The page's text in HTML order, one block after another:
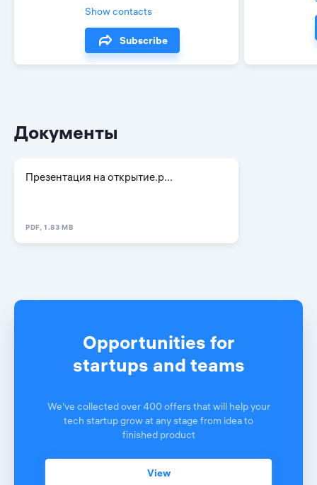
Show contacts
Subscribe
Документы
Презентация на открытие.p...
PDF, 1.83 MB
Opportunities for
startups and teams
We've collected over 400 offers that will help your
tech startup grow at any stage from idea to
finished product
View